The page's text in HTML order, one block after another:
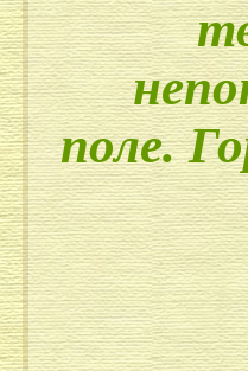
поле.